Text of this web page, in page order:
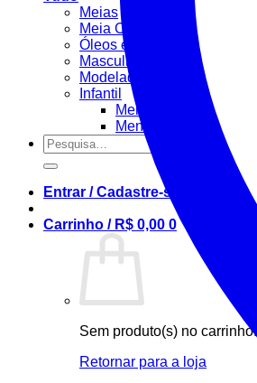
Meias
Meia Calça / Fina
Óleos e Géis
Masculino
Modeladora
Infantil
Menino
Menina
Pesquisar
por:
Entrar / Cadastre-se
Carrinho / R$ 0,00 0
Sem produto(s) no carrinho.
Retornar para a loja